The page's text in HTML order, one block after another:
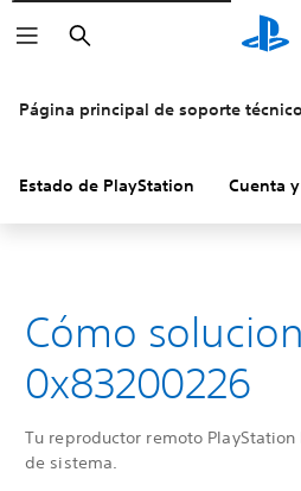
Buscar
Página principal de soporte técnico
Estado de PlayStation Cuenta
Cómo
0x83200226
Tu reproductor remoto
de sistema.